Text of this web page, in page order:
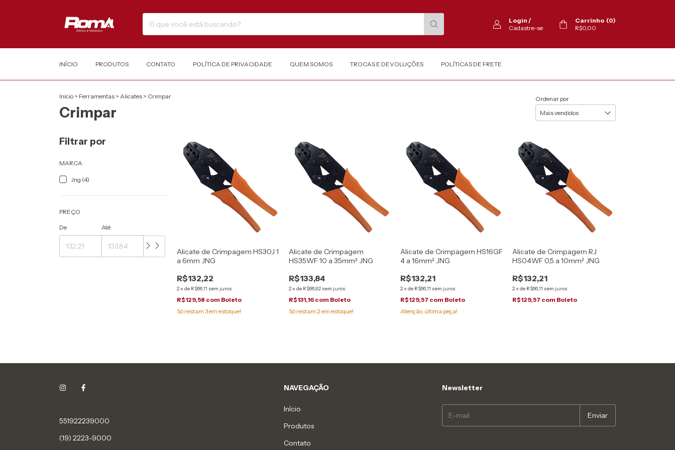
Login /
Cadastre-se
Carrinho (0)
R$0,00
INÍCIO PRODUTOS CONTATO POLÍTICA DE PRIVACIDADE QUEM SOMOS TROCAS E DEVOLUÇÕES POLÍTICAS DE FRETE
Início > Ferramentas > Alicates > Crimpar
Crimpar
Ordenar por
Filtrar por
MARCA
Jng (4)
PREÇO
De Até
Alicate de Crimpagem HS30J 1
a 6mm JNG
R$132,22
2xde R$66,11 sem juros
R$129,58 com Boleto
Só restam3em estoque!
Alicate de Crimpagem
HS35WF 10 a 35mm² JNG
R$133,84
2x de R$66,92 sem juros
R$131,16 com Boleto
Só restam 2em estoque!
Alicate de Crimpagem HS16GF
4 a 16mm² JNG
R$132,21
2xde R$66,11 sem juros
R$129,57 com Boleto
Atenção, última peça!
Alicate de Crimpagem RJ
HS04WF 0,5 a 10mm² JNG
R$132,21
2x de R$66,11 sem juros
R$129,57 com Boleto
551922239000
(19) 2223-9000
NAVEGAÇÃO
Início
Produtos
Contato
Newsletter